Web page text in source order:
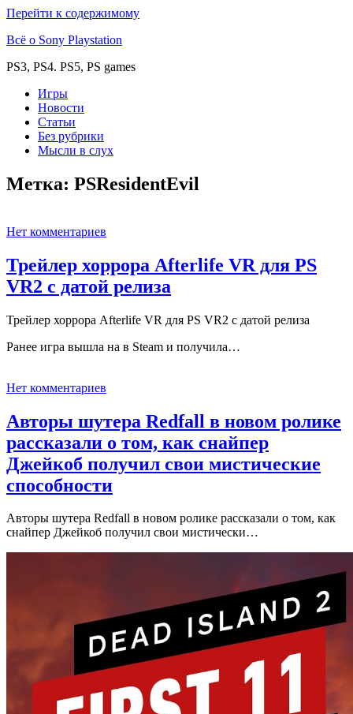
Перейти к содержимому
Всё о Sony Playstation
PS3, PS4. PS5, PS games
Игры
Новости
Статьи
Без рубрики
Мысли в слух
Метка: PSResidentEvil
Нет комментариев
Трейлер хоррора Afterlife VR для PS
VR2 c датой релиза
Трейлер хоррора Afterlife VR для PS VR2 c датой релиза
Ранее игра вышла на в Steam и получила…
Нет комментариев
Авторы шутера Redfall в новом ролике
рассказали о том, как снайпер
Джейкоб получил свои мистические
способности
Авторы шутера Redfall в новом ролике рассказали о том, как
снайпер Джейкоб получил свои мистически…